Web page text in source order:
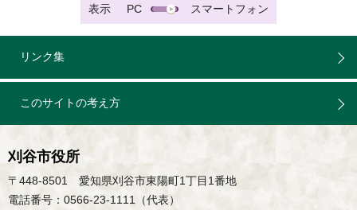
表示 PC スマートフォン
リンク集
このサイトの考え方
刈谷市役所
〒448-8501 愛知県刈谷市東陽町1丁目1番地
電話番号：0566-23-1111（代表）